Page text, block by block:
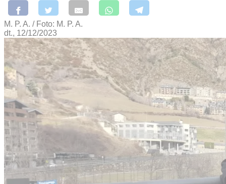
M. P. A. / Foto: M. P. A.
dt., 12/12/2023